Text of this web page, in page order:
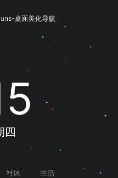
桌面美化导航
四
社区 生活